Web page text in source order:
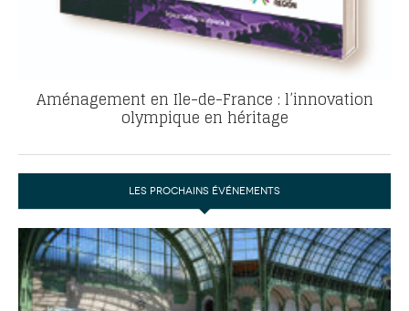
Aménagement en Ile-de-France : l’innovation
olympique en héritage
LES PROCHAINS ÉVÉNEMENTS